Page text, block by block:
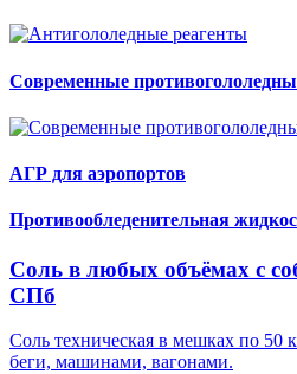
Современные
АГР для аэропортов
Противообледенительная
Соль в любых объёмах с
СПб
Соль техническая в мешках по 50
беги, машинами, вагонами.